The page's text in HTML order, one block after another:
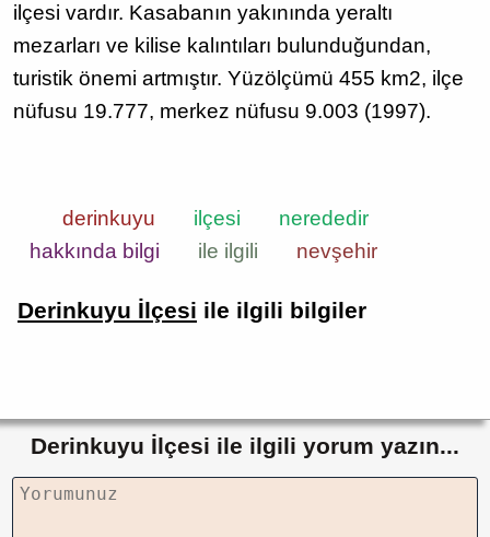
ilçesi vardır. Kasabanın yakınında yeraltı
mezarları ve kilise kalıntıları bulunduğundan,
turistik önemi artmıştır. Yüzölçümü 455 km2, ilçe
nüfusu 19.777, merkez nüfusu 9.003 (1997).
derinkuyu ilçesi
nerededir
hakkında bilgi
ile ilgili nevşehir
Derinkuyu İlçesi ile ilgili bilgiler
Derinkuyu İlçesi ile ilgili yorum yazın...